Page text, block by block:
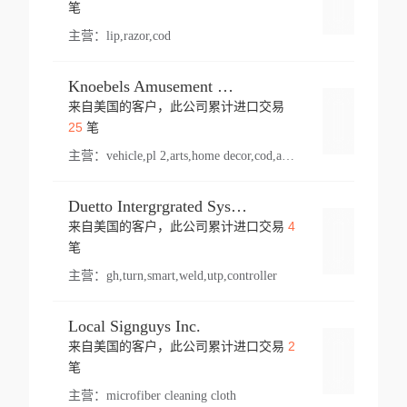
笔
主营： lip,razor,cod
Knoebels Amusement Resort
来自美国的客户，此公司累计进口交易
25笔
主营： vehicle,pl 2,arts,home decor,cod,amusement ride,sea
Duetto Intergrgrated Systems Inc.
来自美国的客户，此公司累计进口交易 4
笔
主营： gh,turn,smart,weld,utp,controller
Local Signguys Inc.
来自美国的客户，此公司累计进口交易 2
笔
主营： microfiber cleaning cloth